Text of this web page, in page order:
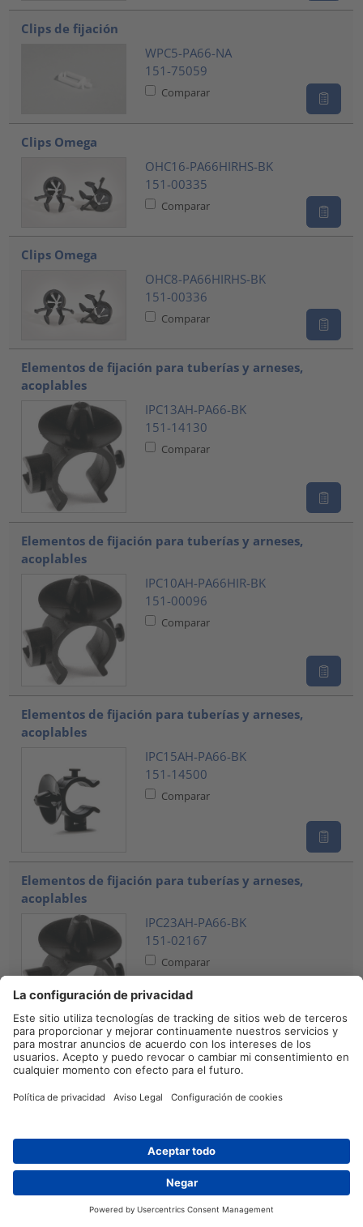
Clips de fijación
WPC5-PA66-NA
151-75059
Comparar
Clips Omega
OHC16-PA66HIRHS-BK
151-00335
Comparar
Clips Omega
OHC8-PA66HIRHS-BK
151-00336
Comparar
Elementos de fijación para tuberías y arneses,
acoplables
IPC13AH-PA66-BK
151-14130
Comparar
Elementos de fijación para tuberías y arneses,
acoplables
IPC10AH-PA66HIR-BK
151-00096
Comparar
Elementos de fijación para tuberías y arneses,
acoplables
IPC15AH-PA66-BK
151-14500
Comparar
Elementos de fijación para tuberías y arneses,
acoplables
IPC23AH-PA66-BK
151-02167
Comparar
Elementos de fijación para tuberías y arneses
PC23-PA66-BK
151-00741
Clips espaciadores
CE01-PA66-NA
151-00710
Contacto